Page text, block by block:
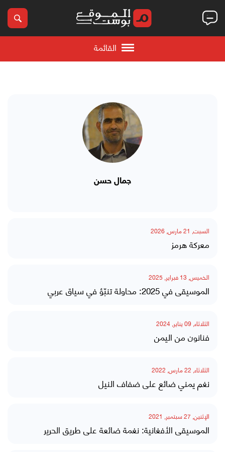
القائمة
جمال حسن
السبت, 21 مارس, 2026
معركة هرمز
الخميس, 13 فبراير, 2025
الموسيقى في 2025: محاولة تنبّؤ في سياق عربي
الثلاثاء, 09 يناير, 2024
فنانون من اليمن
الثلاثاء, 22 مارس, 2022
نغم يمني ضائع على ضفاف النيل
الإثنين, 27 سبتمبر, 2021
الموسيقى الأفغانية: نغمة ضائعة على طريق الحرير